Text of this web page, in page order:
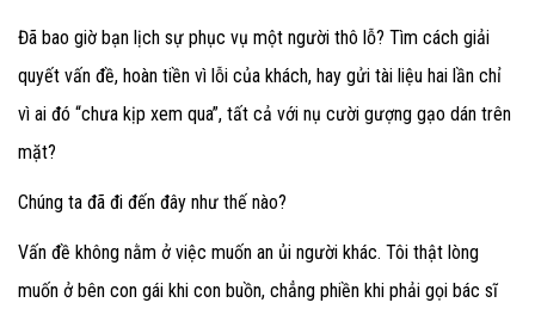
Đã bao giờ bạn lịch sự phục vụ một người thô lỗ? Tìm cách giải
quyết vấn đề, hoàn tiền vì lỗi của khách, hay gửi tài liệu hai lần chỉ
vì ai đó “chưa kịp xem qua”, tất cả với nụ cười gượng gạo dán trên
mặt?
Chúng ta đã đi đến đây như thế nào?
Vấn đề không nằm ở việc muốn an ủi người khác. Tôi thật lòng
muốn ở bên con gái khi con buồn, chẳng phiền khi phải gọi bác sĩ